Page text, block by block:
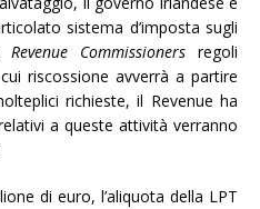
sistema d’imposta sugli
Revenue Commissioners regoli
riscossione avverrà a partire
richieste, il Revenue ha
a queste attività verranno
di euro, l’aliquota della LPT